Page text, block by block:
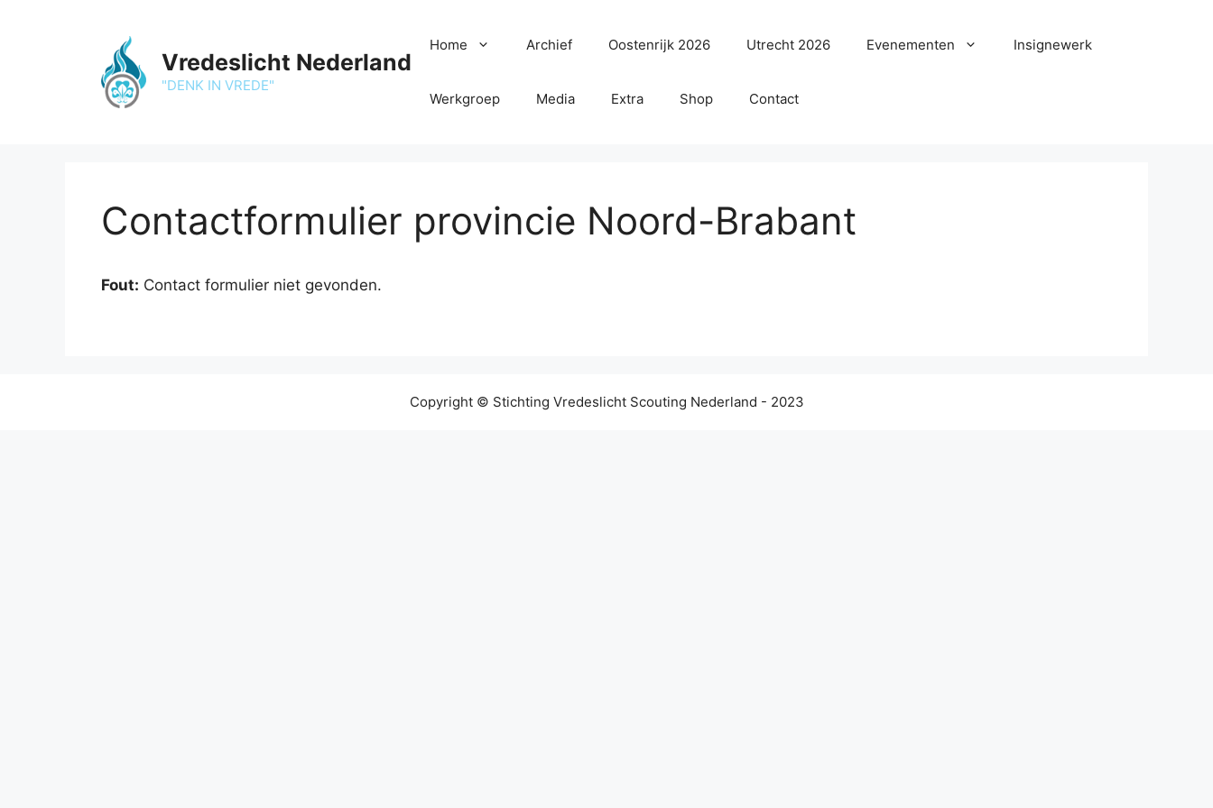
Vredeslicht Nederland
"DENK IN VREDE"
Home Archief Oostenrijk 2026 Utrecht 2026 Evenementen Insignewerk
Werkgroep Media Extra Shop Contact
Contactformulier provincie Noord-Brabant
Fout: Contact formulier niet gevonden.
Copyright © Stichting Vredeslicht Scouting Nederland - 2023